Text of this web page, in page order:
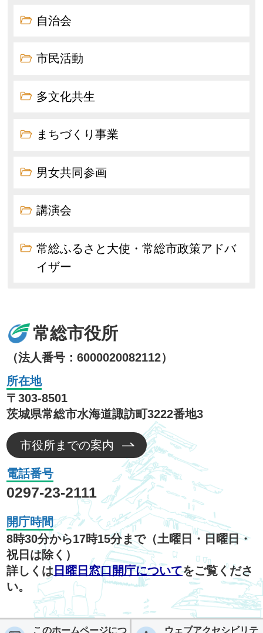
自治会
市民活動
多文化共生
まちづくり事業
男女共同参画
講演会
常総ふるさと大使・常総市政策アドバ
イザー
常総市役所
（法人番号：6000020082112）
所在地
〒303-8501
茨城県常総市水海道諏訪町3222番地3
市役所までの案内
電話番号
0297-23-2111
開庁時間
8時30分から17時15分まで（土曜日・日曜日・
祝日は除く）
詳しくは 日曜日窓口開庁についてをご覧くださ
い。
このホームページにつ ウェブアクセシビリテ